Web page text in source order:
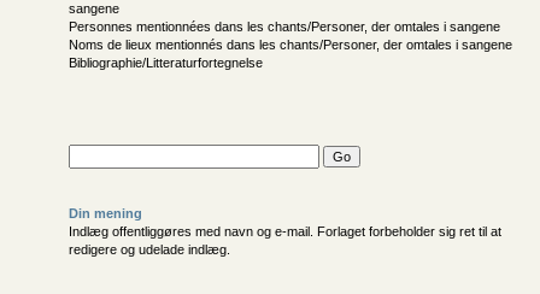
sangene
Personnes mentionnées dans les chants/Personer, der omtales i sangene
Noms de lieux mentionnés dans les chants/Personer, der omtales i sangene
Bibliographie/Litteraturfortegnelse
Din mening
Indlæg offentliggøres med navn og e-mail. Forlaget forbeholder sig ret til at
redigere og udelade indlæg.